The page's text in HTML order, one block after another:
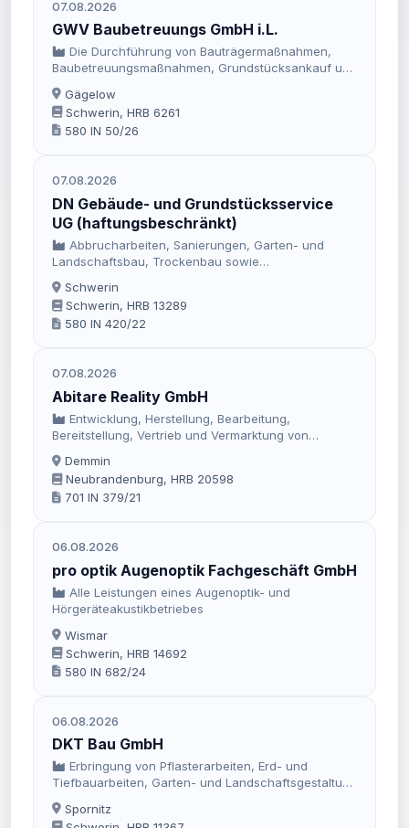
07.08.2026
GWV Baubetreuungs GmbH i.L.
Die Durchführung von Bauträgermaßnahmen,
Baubetreuungsmaßnahmen, Grundstücksankauf und
Grundstücksverkauf sowie alle diesen Zwecken
dienenden Tätigkeiten.
Gägelow
Schwerin, HRB 6261
580 IN 50/26
07.08.2026
DN Gebäude- und Grundstücksservice
UG (haftungsbeschränkt)
Abbrucharbeiten, Sanierungen, Garten- und
Landschaftsbau, Trockenbau sowie
Auftragsvermittlungen
Schwerin
Schwerin, HRB 13289
580 IN 420/22
07.08.2026
Abitare Reality GmbH
Entwicklung, Herstellung, Bearbeitung,
Bereitstellung, Vertrieb und Vermarktung von
Software, Bild- und Tonmaterial für Produkte und
Geräte der virtuellen oder erweiterten Realität sowie
die Erbringung von technischen Support-
Dienstleistungen im In- und A
Demmin
Neubrandenburg, HRB 20598
701 IN 379/21
06.08.2026
pro optik Augenoptik Fachgeschäft GmbH
Alle Leistungen eines Augenoptik- und
Hörgeräteakustikbetriebes
Wismar
Schwerin, HRB 14692
580 IN 682/24
06.08.2026
DKT Bau GmbH
Erbringung von Pflasterarbeiten, Erd- und
Tiefbauarbeiten, Garten- und Landschaftsgestaltung
sowie Be- und Entwässerungsarbeiten und
Abbrucharbeiten.
Spornitz